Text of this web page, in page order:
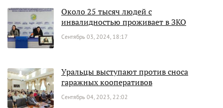
Около 25 тысяч людей с
инвалидностью проживает в ЗКО
Сентябрь 03, 2024, 18:17
Уральцы выступают против сноса
гаражных кооперативов
Сентябрь 04, 2023, 22:02